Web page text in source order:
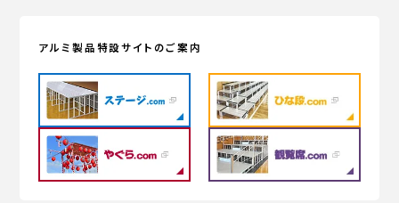
アルミ製品特設サイトのご案内